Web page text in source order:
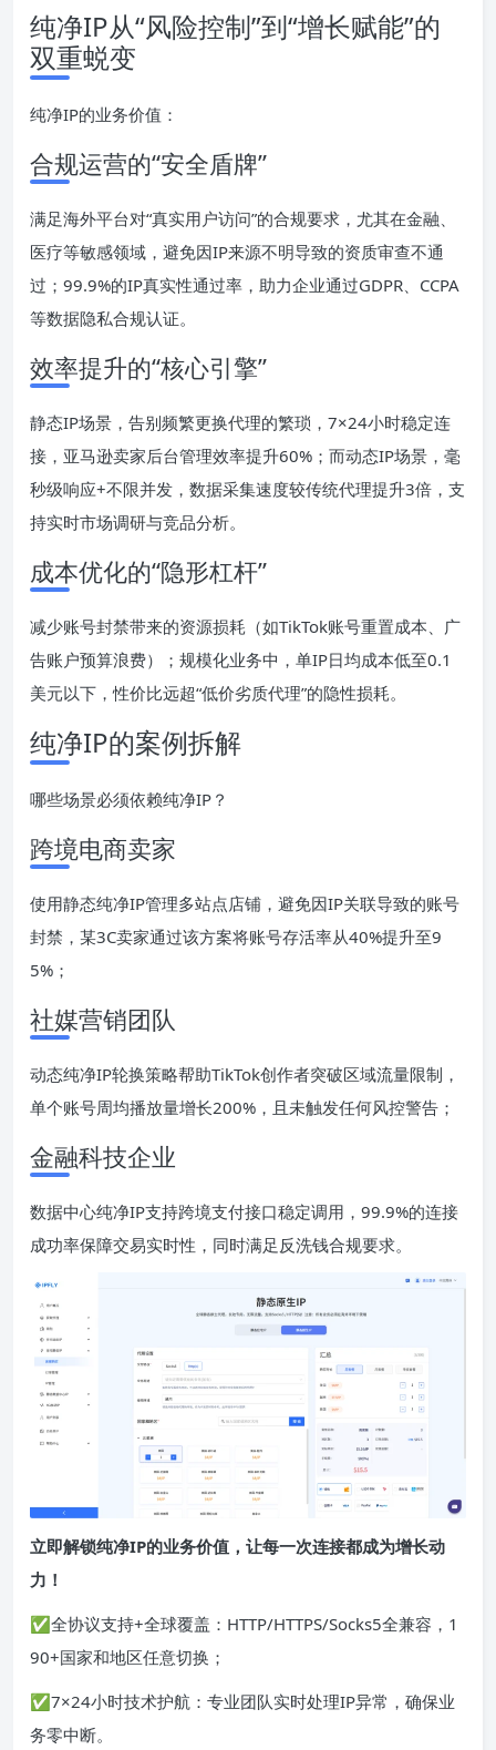
纯净IP从“风险控制”到“增长赋能”的
双重蜕变
纯净IP的业务价值：
合规运营的“安全盾牌”
满足海外平台对“真实用户访问”的合规要求，尤其在金融、
医疗等敏感领域，避免因IP来源不明导致的资质审查不通
过；99.9%的IP真实性通过率，助力企业通过GDPR、CCPA
等数据隐私合规认证。
效率提升的“核心引擎”
静态IP场景，告别频繁更换代理的繁琐，7×24小时稳定连
接，亚马逊卖家后台管理效率提升60%；而动态IP场景，毫
秒级响应+不限并发，数据采集速度较传统代理提升3倍，支
持实时市场调研与竞品分析。
成本优化的“隐形杠杆”
减少账号封禁带来的资源损耗（如TikTok账号重置成本、广
告账户预算浪费）；规模化业务中，单IP日均成本低至0.1
美元以下，性价比远超“低价劣质代理”的隐性损耗。
纯净IP的案例拆解
哪些场景必须依赖纯净IP？
跨境电商卖家
使用静态纯净IP管理多站点店铺，避免因IP关联导致的账号
封禁，某3C卖家通过该方案将账号存活率从40%提升至9
5%；
社媒营销团队
动态纯净IP轮换策略帮助TikTok创作者突破区域流量限制，
单个账号周均播放量增长200%，且未触发任何风控警告；
金融科技企业
数据中心纯净IP支持跨境支付接口稳定调用，99.9%的连接
成功率保障交易实时性，同时满足反洗钱合规要求。
立即解锁纯净IP的业务价值，让每一次连接都成为增长动
力！
✅全协议支持+全球覆盖：HTTP/HTTPS/Socks5全兼容，1
90+国家和地区任意切换；
✅7×24小时技术护航：专业团队实时处理IP异常，确保业
务零中断。